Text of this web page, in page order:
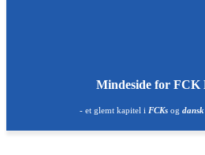
Mindeside for FCK
- et glemt kapitel i FCKsog